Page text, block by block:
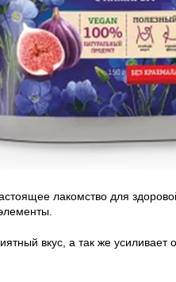
лакомство для
вкус, а так же